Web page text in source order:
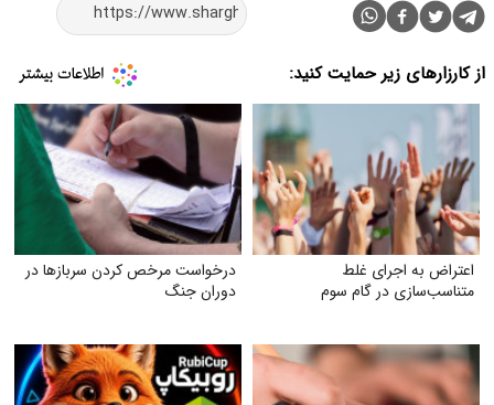
از کارزارهای زیر حمایت کنید:
اعتراض به اجرای غلط
متناسب‌سازی در گام سوم
درخواست مرخص کردن سربازها در
دوران جنگ